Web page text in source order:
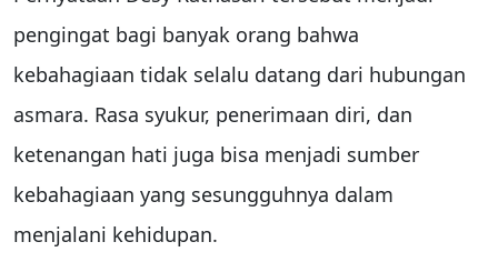
pengingat bagi banyak orang bahwa
kebahagiaan tidak selalu datang dari hubungan
asmara. Rasa syukur, penerimaan diri, dan
ketenangan hati juga bisa menjadi sumber
kebahagiaan yang sesungguhnya dalam
menjalani kehidupan.